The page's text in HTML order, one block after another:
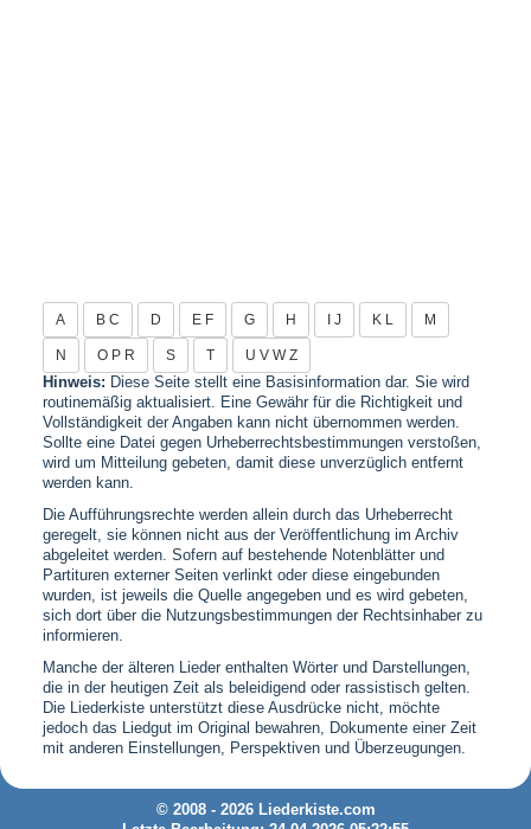
A B C D E F G H I J K L M
N O P R S T
U V W Z
Hinweis: Diese Seite stellt eine Basisinformation dar. Sie wird
routinemäßig aktualisiert. Eine Gewähr für die Richtigkeit und
Vollständigkeit der Angaben kann nicht übernommen werden.
Sollte eine Datei gegen Urheberrechtsbestimmungen verstoßen,
wird um Mitteilung gebeten, damit diese unverzüglich entfernt
werden kann.
Die Aufführungsrechte werden allein durch das Urheberrecht
geregelt, sie können nicht aus der Veröffentlichung im Archiv
abgeleitet werden. Sofern auf bestehende Notenblätter und
Partituren externer Seiten verlinkt oder diese eingebunden
wurden, ist jeweils die Quelle angegeben und es wird gebeten,
sich dort über die Nutzungsbestimmungen der Rechtsinhaber zu
informieren.
Manche der älteren Lieder enthalten Wörter und Darstellungen,
die in der heutigen Zeit als beleidigend oder rassistisch gelten.
Die Liederkiste unterstützt diese Ausdrücke nicht, möchte
jedoch das Liedgut im Original bewahren, Dokumente einer Zeit
mit anderen Einstellungen, Perspektiven und Überzeugungen.
© 2008 - 2026 Liederkiste.com